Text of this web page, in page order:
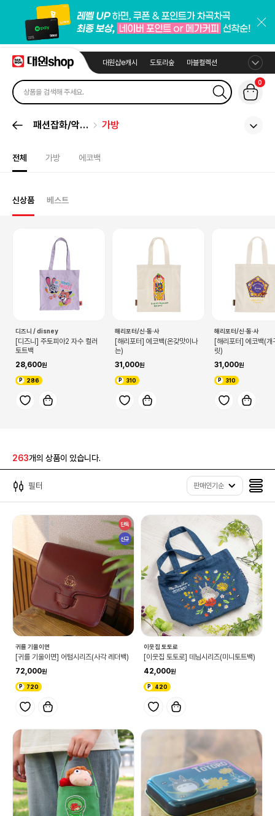
대원샵e캐시 도토리숲 마블컬렉션
0
패션잡화/악세
가방
전체 가방 에코백
신상품 베스트
디즈니 / disney
[디즈니] 주토피아2 자수 컬러
토트백
28,600
286
해리포터/신·동·사
[해리포터] 에코백(온갖맛이나
는)
31,000
310
해리포터/신·동·사
[해리포터] 에코백(개
릿)
31,000
310
263개의 상품이 있습니다.
필터 판매인기순
단독
신규
귀를 기울이면
[귀를 기울이면] 어텀시리즈(사각 레더백)
72,000
720
이웃집 토토로
[이웃집 토토로] 데님시리즈(미니토트백)
42,000
420